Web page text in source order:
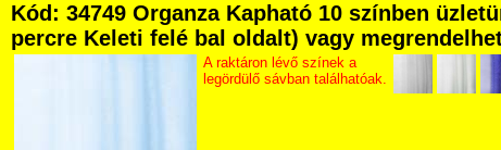
Kód: 34749 Organza Kapható 10 színben
percre Keleti felé bal oldalt) vagy
A raktáron lévő színek a
legördülő sávban találhatóak.